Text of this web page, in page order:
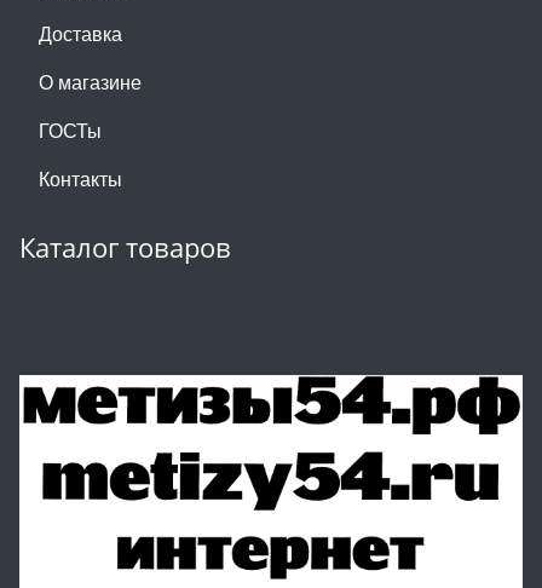
Доставка
О магазине
ГОСТы
Контакты
Каталог товаров